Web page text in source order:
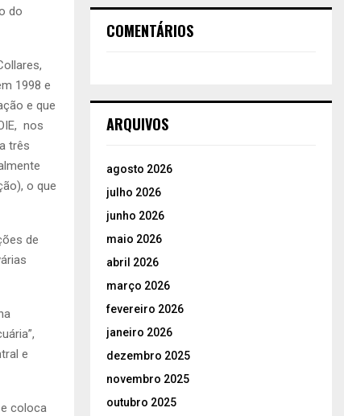
do
1998 e
e que
nos
três
o que
de
e
coloca
COMENTÁRIOS
ARQUIVOS
agosto 2026
julho 2026
junho 2026
maio 2026
abril 2026
março 2026
fevereiro 2026
janeiro 2026
dezembro 2025
novembro 2025
outubro 2025